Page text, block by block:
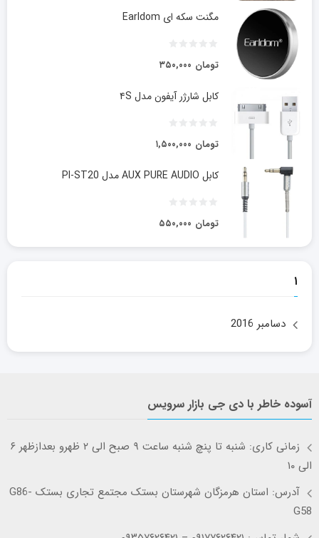
مگنت سکه ای Earldom
۳۵۰,۰۰۰ تومان
کابل شارژر آیفون مدل ۴S
۱,۵۰۰,۰۰۰ تومان
کابل AUX PURE AUDIO مدل PI-ST20
۵۵۰,۰۰۰ تومان
۱
دسامبر 2016
آسوده خاطر با دی جی بازار سرویس
زمانی کاری: شنبه تا پنچ شنبه ساعت ۹ صبح الی ۲ ظهرو بعدازظهر ۶
الی ۱۰
آدرس: استان هرمزگان شهرستان بستک مجتمع تجاری بستک G86-
G58